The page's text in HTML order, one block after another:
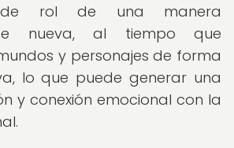
rol de una manera
nueva, al tiempo que
y personajes de forma
lo que puede generar una
y conexión emocional con la